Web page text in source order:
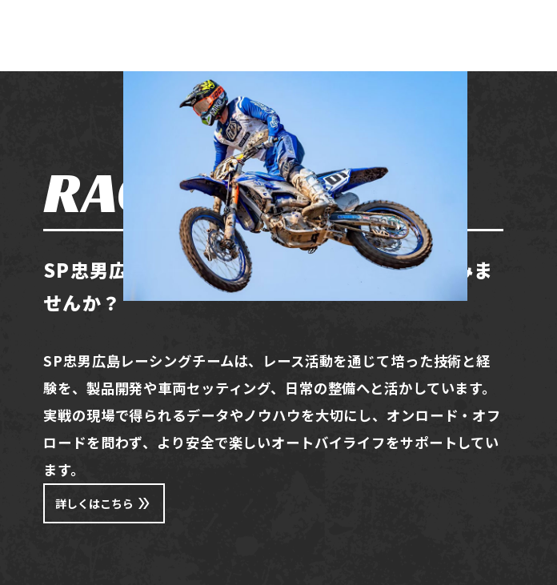
RACING TEAM
SP忠男広島レーシングチームとして活動をしてみま
せんか？
SP忠男広島レーシングチームは、レース活動を通じて培った技術と経
験を、製品開発や車両セッティング、日常の整備へと活かしています。
実戦の現場で得られるデータやノウハウを大切にし、オンロード・オフ
ロードを問わず、より安全で楽しいオートバイライフをサポートしてい
ます。
詳しくはこちら